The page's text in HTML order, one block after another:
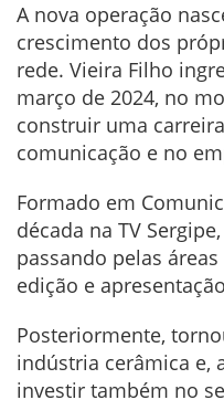
A nova operação
crescimento dos
rede. Vieira Filho
março de 2024, no
construir uma
comunicação e no
Formado em
década na TV
passando pelas
edição e
Posteriormente,
indústria cerâmica e,
investir também no